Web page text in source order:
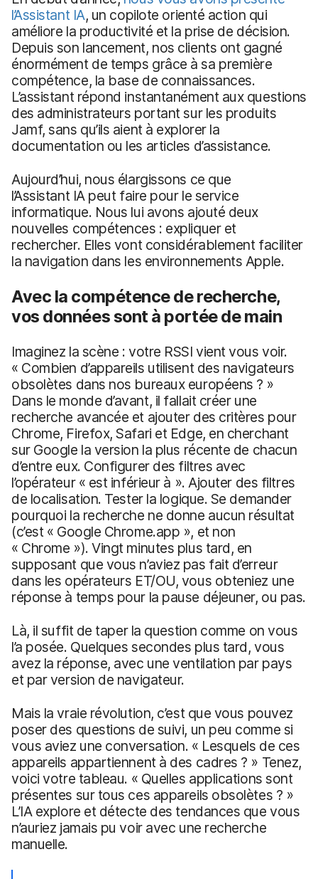
l’Assistant IA, un copilote orienté action qui
améliore la productivité et la prise de décision.
Depuis son lancement, nos clients ont gagné
énormément de temps grâce à sa première
compétence, la base de connaissances.
L’assistant répond instantanément aux questions
des administrateurs portant sur les produits
Jamf, sans qu’ils aient à explorer la
documentation ou les articles d’assistance.
Aujourd’hui, nous élargissons ce que
l’Assistant IA peut faire pour le service
informatique. Nous lui avons ajouté deux
nouvelles compétences : expliquer et
rechercher. Elles vont considérablement faciliter
la navigation dans les environnements Apple.
Avec la compétence de recherche,
vos données sont à portée de main
Imaginez la scène : votre RSSI vient vous voir.
« Combien d’appareils utilisent des navigateurs
obsolètes dans nos bureaux européens ? »
Dans le monde d’avant, il fallait créer une
recherche avancée et ajouter des critères pour
Chrome, Firefox, Safari et Edge, en cherchant
sur Google la version la plus récente de chacun
d’entre eux. Configurer des filtres avec
l’opérateur « est inférieur à ». Ajouter des filtres
de localisation. Tester la logique. Se demander
pourquoi la recherche ne donne aucun résultat
(c’est « Google Chrome.app », et non
« Chrome »). Vingt minutes plus tard, en
supposant que vous n’aviez pas fait d’erreur
dans les opérateurs ET/OU, vous obteniez une
réponse à temps pour la pause déjeuner, ou pas.
Là, il suffit de taper la question comme on vous
l’a posée. Quelques secondes plus tard, vous
avez la réponse, avec une ventilation par pays
et par version de navigateur.
Mais la vraie révolution, c’est que vous pouvez
poser des questions de suivi, un peu comme si
vous aviez une conversation. « Lesquels de ces
appareils appartiennent à des cadres ? » Tenez,
voici votre tableau. « Quelles applications sont
présentes sur tous ces appareils obsolètes ? »
L’IA explore et détecte des tendances que vous
n’auriez jamais pu voir avec une recherche
manuelle.